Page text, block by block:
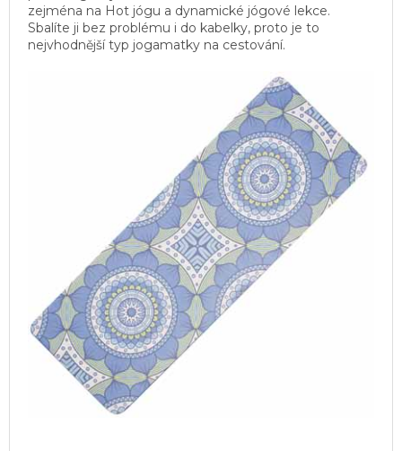
zejména na Hot jógu a dynamické jógové lekce.
Sbalíte ji bez problému i do kabelky, proto je to
nejvhodnější typ jogamatky na cestování.